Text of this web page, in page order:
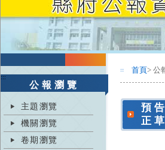
:::
公報瀏覽
主題瀏覽
機關瀏覽
卷期瀏覽
::: 首頁> 公
預
正